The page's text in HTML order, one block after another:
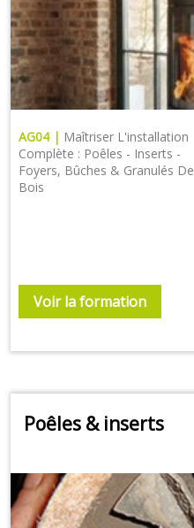
AG04 | Maîtriser L'installation
Complète : Poêles - Inserts -
Foyers, Bûches & Granulés De
Bois
Voir la formation
Poêles & inserts